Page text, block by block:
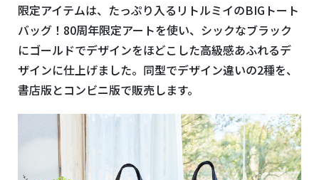
限定アイテムは、たっぷり入るリトルミイのBIGトート
バッグ！80周年限定アートを使い、シックなブラック
にゴールドでデザインをほどこした高級感あふれるデ
ザインに仕上げました。同型でデザイン違いの2種を、
書店版とコンビニ版で販売します。